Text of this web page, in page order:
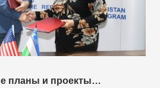
планы и проекты…